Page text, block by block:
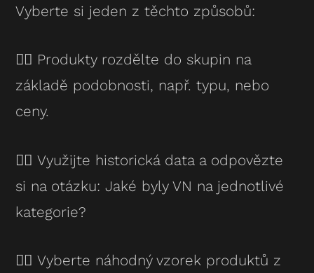
Vyberte si jeden z těchto způsobů:
👉🏻 Produkty rozdělte do skupin na
základě podobnosti, např. typu, nebo
ceny.
👉🏻 Využijte historická data a odpovězte
si na otázku: Jaké byly VN na jednotlivé
kategorie?
👉🏻 Vyberte náhodný vzorek produktů z